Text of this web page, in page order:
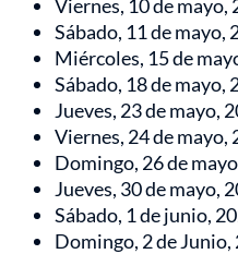
Viernes, 10 de mayo,
Sábado, 11 de mayo,
Miércoles, 15 de
Sábado, 18 de mayo,
Jueves, 23 de mayo,
Viernes, 24 de
Domingo, 26 de
Jueves, 30 de mayo,
Sábado, 1 de junio,
Domingo, 2 de